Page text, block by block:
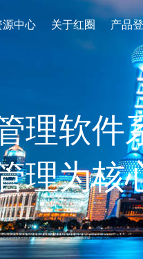
源中心 关于红圈 产品
理软件
理为核